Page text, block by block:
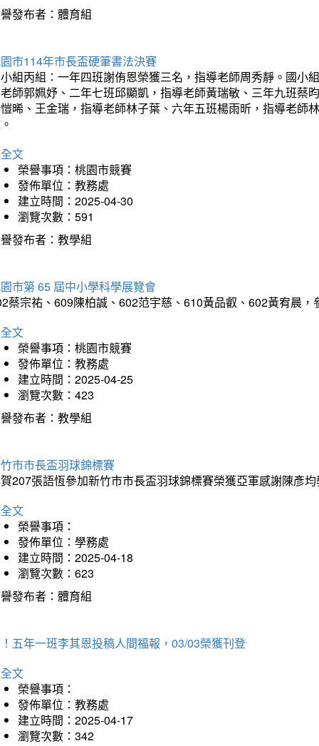
發布者：體育組
市114年市長盃硬筆書法決賽
組丙組：一年四班謝侑恩榮獲三名，指導老師周秀靜。國小
師郭姵妤、二年七班邱顯凱，指導老師黃瑞敏、三年九班蔡
晞、王金瑞，指導老師林子葉、六年五班楊雨昕，指導老師
文
榮譽事項：桃園市競賽
發佈單位：教務處
建立時間：2025-04-30
瀏覽次數：591
發布者：教學組
市第 65 屆中小學科學展覽會
蔡宗祐、609陳柏誠、602范宇慈、610黃品叡、602黃宥晨
文
榮譽事項：桃園市競賽
發佈單位：教務處
建立時間：2025-04-25
瀏覽次數：423
發布者：教學組
市市長盃羽球錦標賽
207張語恆參加新竹市市長盃羽球錦標賽榮獲亞軍感謝陳彥
文
榮譽事項：
發佈單位：學務處
建立時間：2025-04-18
瀏覽次數：623
發布者：體育組
五年一班李其恩投稿人間福報，03/03榮獲刊登
文
榮譽事項：
發佈單位：教務處
建立時間：2025-04-17
瀏覽次數：342